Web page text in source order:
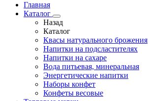
Главная
Каталог
Назад
Каталог
Квасы натурального брожения
Напитки на подсластителях
Напитки на сахаре
Вода питьевая, минеральная
Энергетические напитки
Наборы конфет
Конфеты весовые